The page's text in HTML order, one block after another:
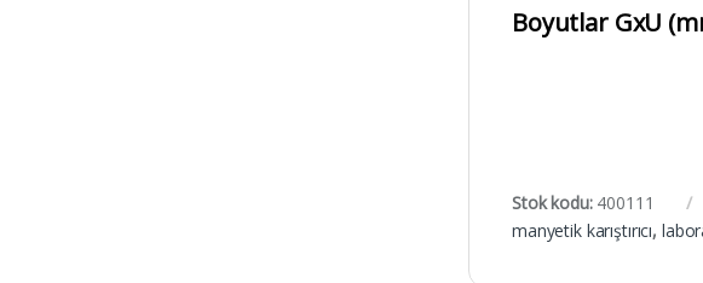
Boyutlar GxU
Stok kodu: 400111
manyetik karıştırıcı,